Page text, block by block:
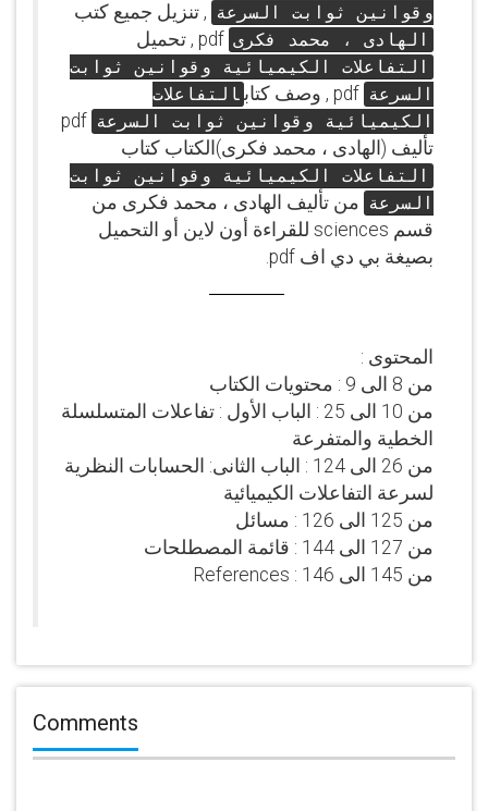
وقوانين ثوابت السرعة , تنزيل جميع كتب
الهادى ، محمد فكرى
التفاعلات الكيميائية وقوانين ثوابت
السرعة
التفاعلات
الكيميائية وقوانين ثوابت السرعة pdf
تأليف (الهادى ، محمد فكرى)الكتاب كتاب
التفاعلات الكيميائية وقوانين ثوابت
السرعة من تأليف الهادى ، محمد فكرى من
قسم sciences للقراءة أون لاين أو التحميل
بصيغة بي دي اف pdf.
المحتوى :
من 8 الى 9 : محتويات الكتاب
من 10 الى 25 : الباب الأول : تفاعلات المتسلسلة
الخطية والمتفرعة
من 26 الى 124 : الباب الثانى: الحسابات النظرية
لسرعة التفاعلات الكيميائية
من 125 الى 126 : مسائل
من 127 الى 144 : قائمة المصطلحات
من 145 الى 146 : References
Comments